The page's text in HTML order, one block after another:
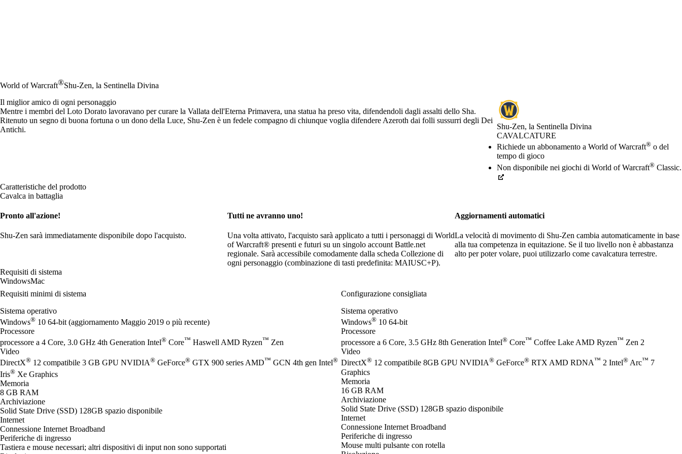
World of Warcraft®Shu-Zen, la Sentinella Divina
Shu-Zen, la Sentinella Divina
CAVALCATURE
Prezzo
Available actions
Richiede un abbonamento a World of Warcraft® o del
tempo di gioco
Non disponibile nei giochi di World of Warcraft® Classic.
Il miglior amico di ogni personaggio
Mentre i membri del Loto Dorato lavoravano per curare la Vallata dell'Eterna Primavera, una statua ha preso vita, difendendoli dagli assalti dello Sha.
Ritenuto un segno di buona fortuna o un dono della Luce, Shu-Zen è un fedele compagno di chiunque voglia difendere Azeroth dai folli sussurri degli Dei
Antichi.
Caratteristiche del prodotto
Cavalca in battaglia
Pronto all'azione!
Shu-Zen sarà immediatamente disponibile dopo l'acquisto.
Tutti ne avranno uno!
Una volta attivato, l'acquisto sarà applicato a tutti i personaggi di World
of Warcraft® presenti e futuri su un singolo account Battle.net
regionale. Sarà accessibile comodamente dalla scheda Collezione di
ogni personaggio (combinazione di tasti predefinita: MAIUSC+P).
Aggiornamenti automatici
La velocità di movimento di Shu-Zen cambia automaticamente in base
alla tua competenza in equitazione. Se il tuo livello non è abbastanza
alto per poter volare, puoi utilizzarlo come cavalcatura terrestre.
Requisiti di sistema
WindowsMac
Requisiti minimi di sistema
Sistema operativo
Windows® 10 64-bit (aggiornamento Maggio 2019 o più recente)
Processore
processore a 4 Core, 3.0 GHz 4th Generation Intel® Core™ Haswell AMD Ryzen™ Zen
Video
DirectX® 12 compatibile 3 GB GPU NVIDIA® GeForce® GTX 900 series AMD™ GCN 4th gen Intel®
Iris® Xe Graphics
Memoria
8 GB RAM
Archiviazione
Solid State Drive (SSD) 128GB spazio disponibile
Internet
Connessione Internet Broadband
Periferiche di ingresso
Tastiera e mouse necessari; altri dispositivi di input non sono supportati
Configurazione consigliata
Sistema operativo
Windows® 10 64-bit
Processore
processore a 6 Core, 3.5 GHz 8th Generation Intel® Core™ Coffee Lake AMD Ryzen™ Zen 2
Video
DirectX® 12 compatibile 8GB GPU NVIDIA® GeForce® RTX AMD RDNA™ 2 Intel® Arc™ 7
Graphics
Memoria
16 GB RAM
Archiviazione
Solid State Drive (SSD) 128GB spazio disponibile
Internet
Connessione Internet Broadband
Periferiche di ingresso
Mouse multi pulsante con rotella